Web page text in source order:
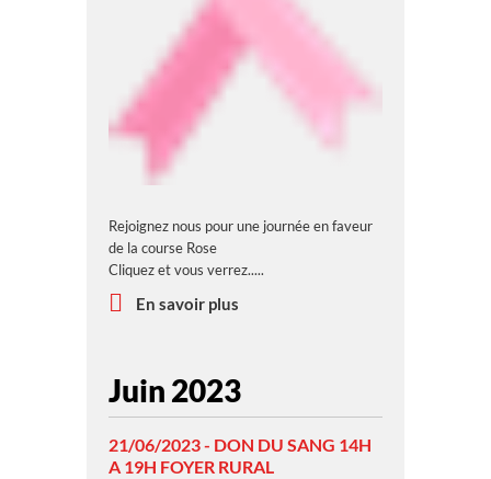
Rejoignez nous pour une journée en faveur
de la course Rose
Cliquez et vous verrez.....
En savoir plus
Juin 2023
21/06/2023 - DON DU SANG 14H
A 19H FOYER RURAL